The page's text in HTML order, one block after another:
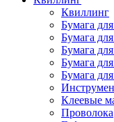
Квиллинг
Бумага
Бумага
Бумага
Бумага
Бумага
Клеевые
Проволока